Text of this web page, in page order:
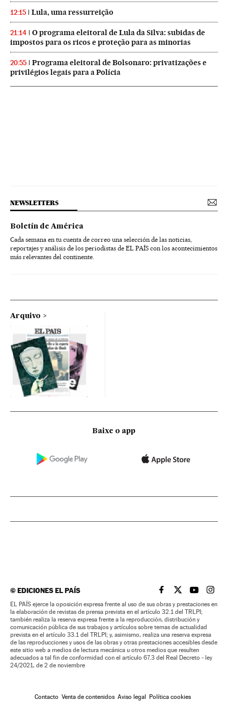
12:15 Lula, uma ressurreição
21:14
O programa eleitoral de Lula da Silva: subidas de
impostos para os ricos e proteção para as minorias
20:55
Programa eleitoral de Bolsonaro: privatizações e
privilégios legais para a Polícia
NEWSLETTERS
Boletín de América
Cada semana en tu cuenta de correo una selección de las noticias,
reportajes y análisis de los periodistas de EL PAÍS con los acontecimientos
más relevantes del continente.
Arquivo
Baixe o app
©EDICIONES EL PAÍS EL PAÍS BRASIL EN
EL PAÍSEL PAÍS
EL
EL PAÍS ejerce la oposición expresa frente al uso de sus obras y prestaciones en
la elaboración de revistas de prensa prevista en el artículo 32.1 del TRLPI;
también realiza la reserva expresa frente a la reproducción, distribución y
comunicación pública de sus trabajos y artículos sobre temas de actualidad
prevista en el artículo 33.1 del TRLPI; y, asimismo, realiza una reserva expresa
de las reproducciones y usos de las obras y otras prestaciones accesibles desde
este sitio web a medios de lectura mecánica u otros medios que resulten
adecuados a tal fin de conformidad con el artículo 67.3 del Real Decreto - ley
24/2021, de 2 de noviembre
Contacto Venta de contenidos Aviso legal Política cookies